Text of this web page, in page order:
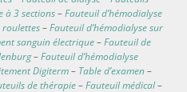
à 3 sections–Fauteuil d’hémodialyse
roulettes–Fauteuil d’hémodialyse sur
sanguin électrique–Fauteuil de
–Fauteuil d’hémodialyse
Digiterm– Table d’examen–
de thérapie–Fauteuil médical–